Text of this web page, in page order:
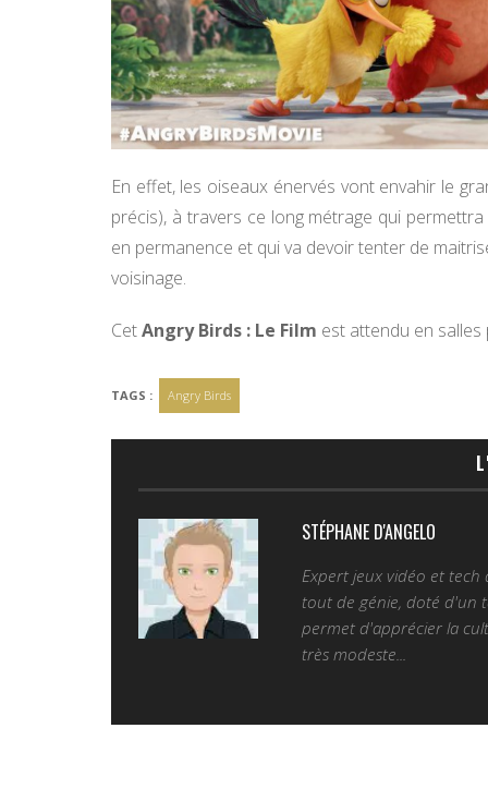
En effet, les oiseaux énervés vont envahir le
précis), à travers ce long métrage qui
en permanence et qui va devoir tenter de
voisinage.
CetAngry Birds : Le Film est attendu en
TAGS : Angry Birds
STÉPHANE D'ANGELO
Expert jeux vidéo et
tout de génie, doté d'un
permet d'apprécier la
très modeste...